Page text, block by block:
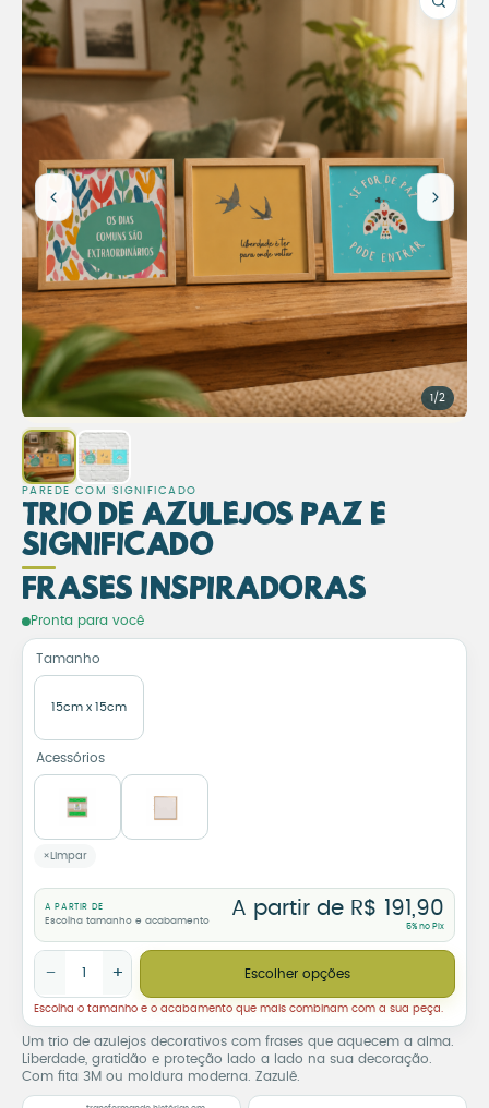
1/2
PAREDE COM SIGNIFICADO
Trio de Azulejos Paz e
Significado
Frases Inspiradoras
Trio de Azulejos Paz e
Pronta para você
Um trio de azulejos decorativos com frases que aquecem a alma.
Liberdade, gratidão e proteção lado a lado na sua decoração.
Com fita 3M ou moldura moderna. Zazulê.
Tamanho
15cm x 15cm
Acessórios
Limpar
A PARTIR DE
Escolha tamanho e acabamento
A partir de R$ 191,90
5% no Pix
Trio de Azulejos Paz e Significado – Frases Inspiradoras
− + Escolher opções
Escolha o tamanho e o acabamento que mais combinam com a sua peça.